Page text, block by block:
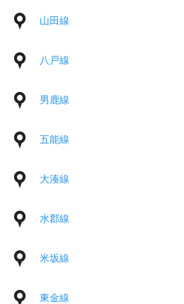
山田線
八戸線
男鹿線
五能線
大湊線
水郡線
米坂線
東金線